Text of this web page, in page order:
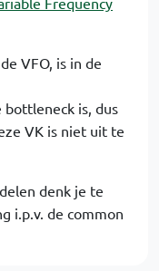
VFO, is in de
is, dus
VK is niet uit te
denk je te
i.p.v. de common